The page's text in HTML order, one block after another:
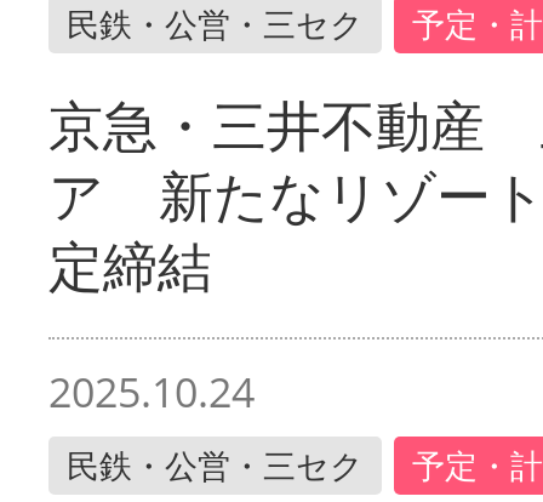
民鉄・公営・三セク 予定・
京急・三井不動産
ア 新たなリゾー
定締結
2025.10.24
民鉄・公営・三セク 予定・